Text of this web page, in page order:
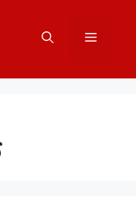
Menu